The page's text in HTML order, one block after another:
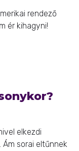
rendező
ér kihagyni!
elkezdi
Ám sorai eltűnnek